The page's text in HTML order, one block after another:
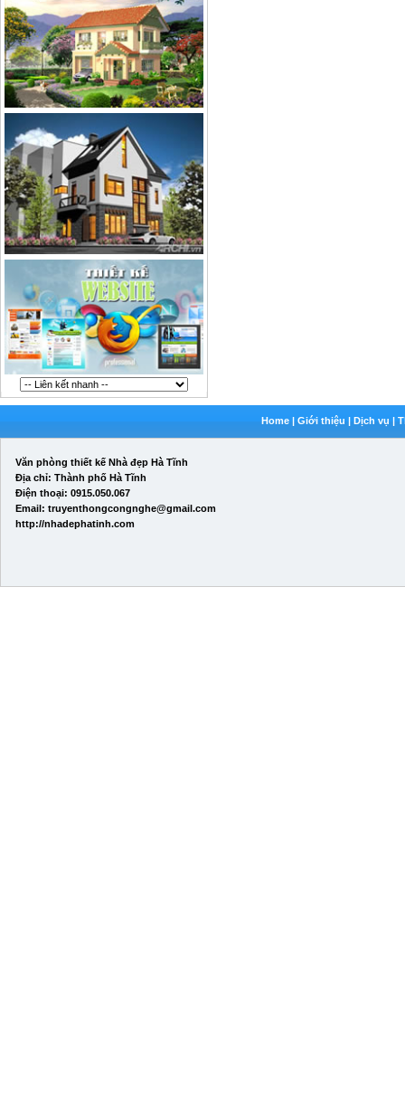
Home| Giới thiệu | Dịch vụ |
Văn phòng thiết kế Nhà đẹp Hà Tĩnh
Địa chỉ: Thành phố Hà Tĩnh
Điện thoại: 0915.050.067
Email: truyenthongcongnghe@gmail.com
http://nhadephatinh.com